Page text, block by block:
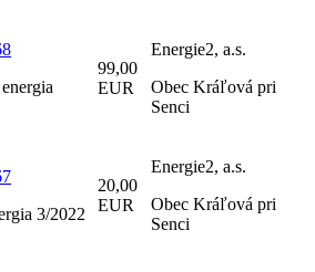
99,00
EUR
Energie2, a.s.
Obec Kráľová pri
Senci
3/2022
20,00
EUR
Energie2, a.s.
Obec Kráľová pri
Senci